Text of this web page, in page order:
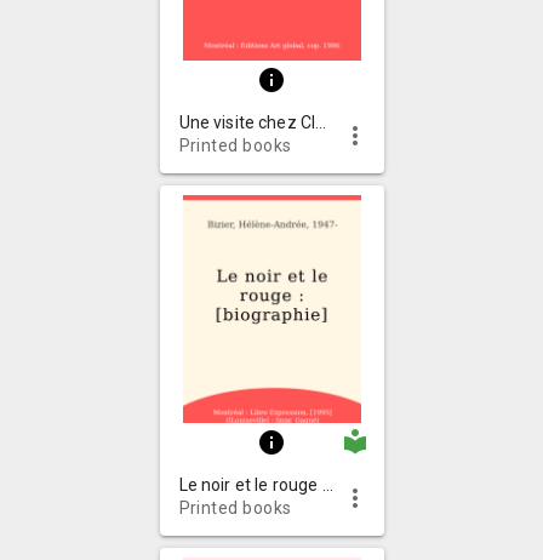
info
Printed books
more_vert
info local_library
Printed books
more_vert